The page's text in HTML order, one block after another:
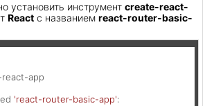
установить инструмент create-react-
React с названием react-router-basic-
'react-router-basic-app':